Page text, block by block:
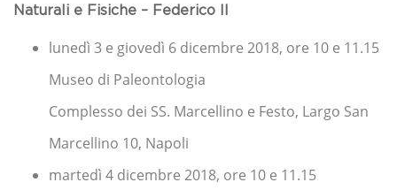
Naturali e Fisiche – Federico II
lunedì 3 e giovedì 6 dicembre 2018, ore 10 e 11.15
Museo di Paleontologia
Complesso dei SS. Marcellino e Festo, Largo San
Marcellino 10, Napoli
martedì 4 dicembre 2018, ore 10 e 11.15